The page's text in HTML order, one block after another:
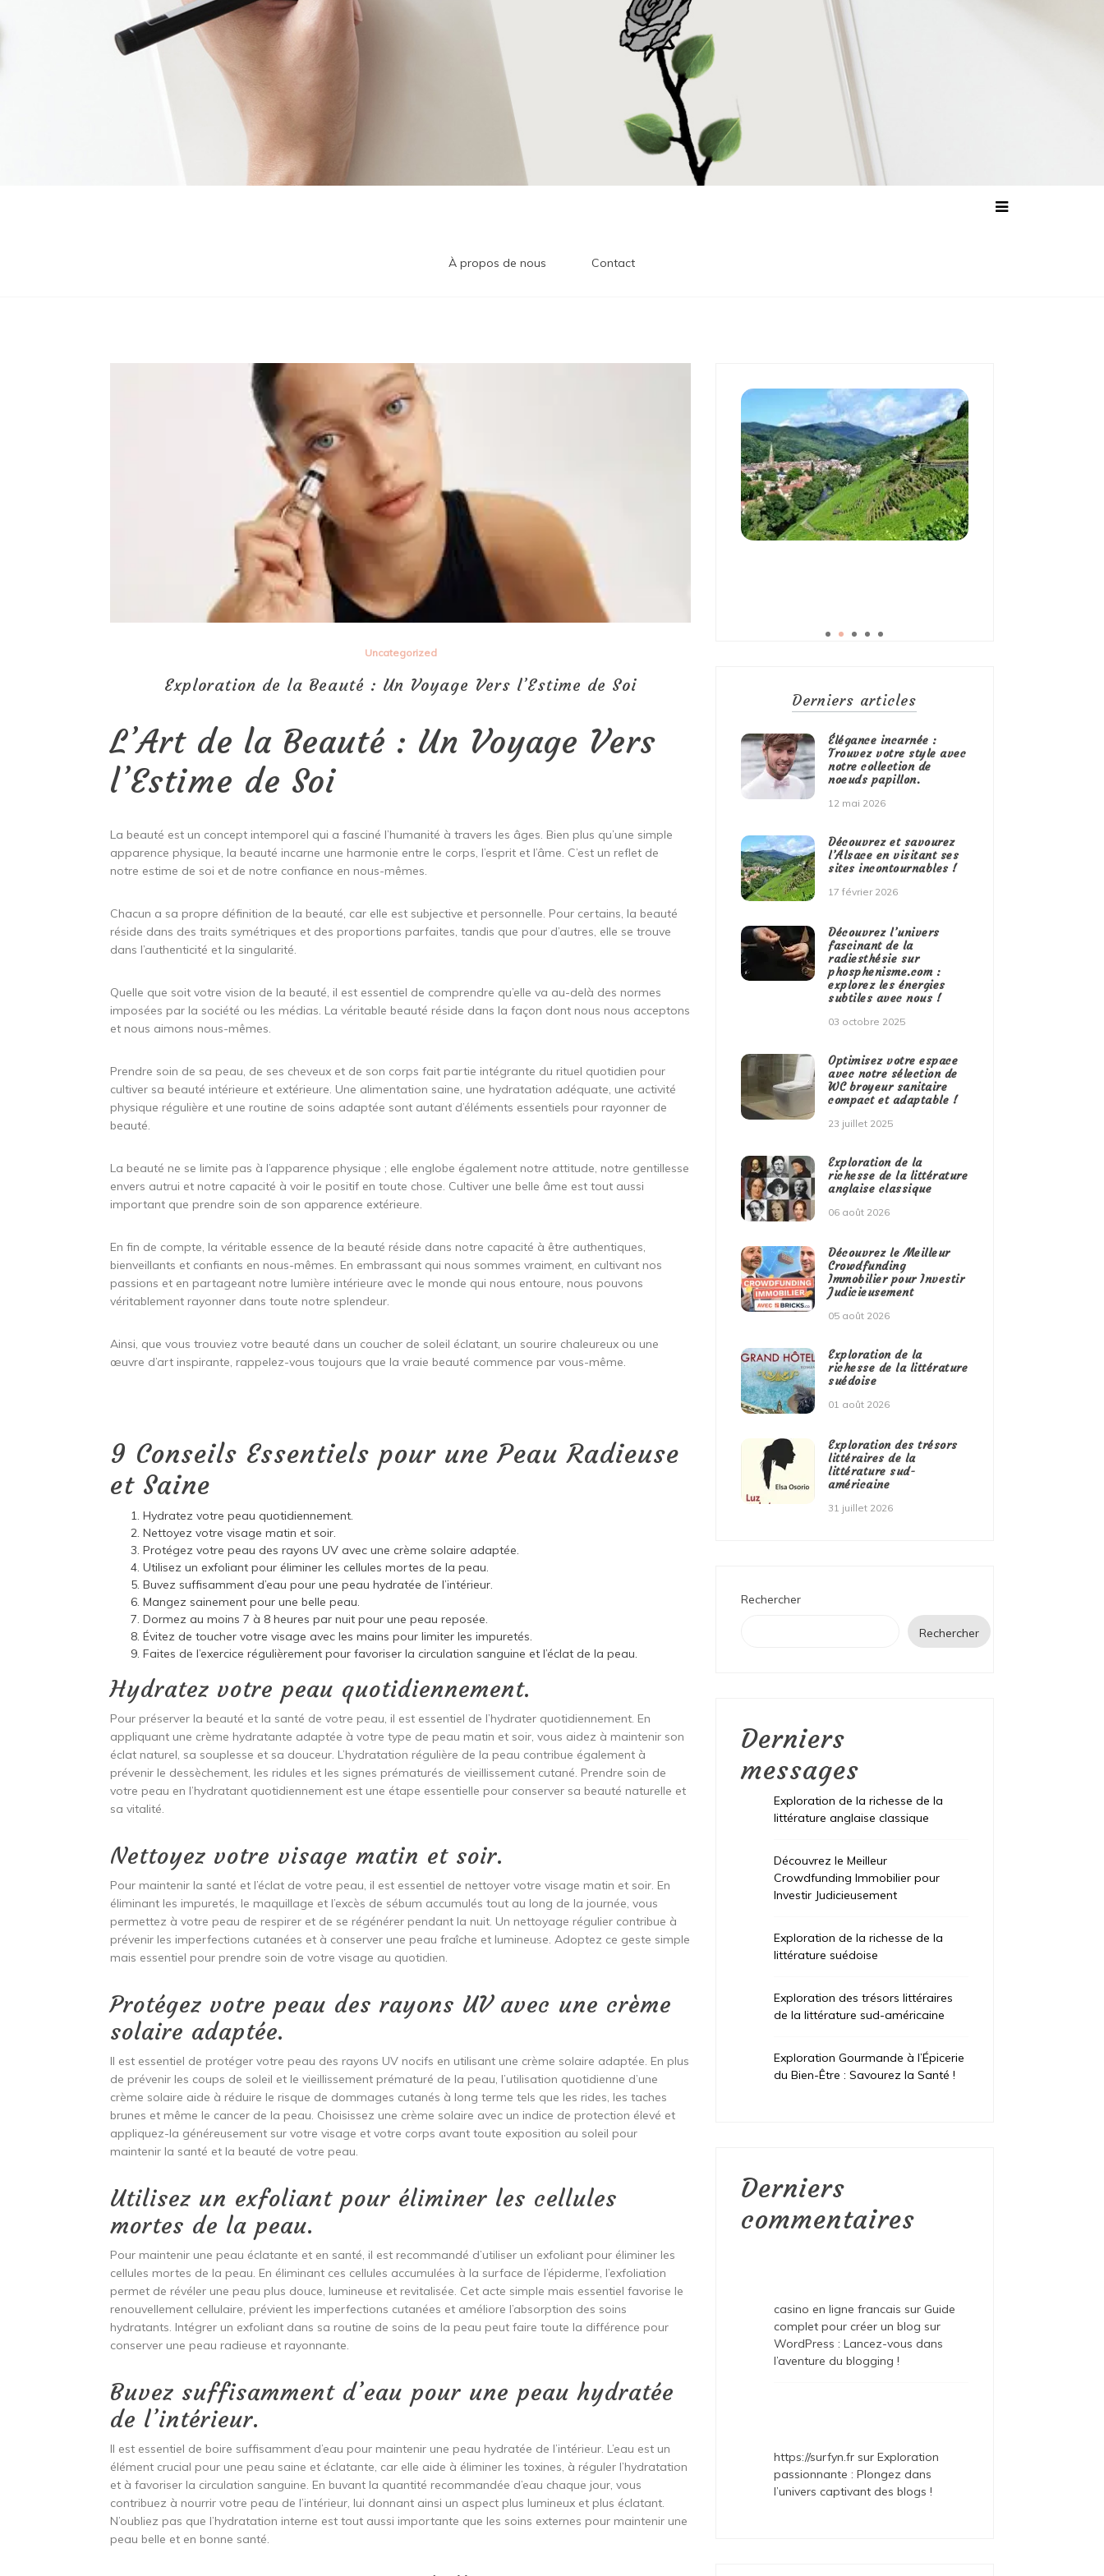
À propos de nous Contact
Uncategorized
Exploration de la Beauté : Un Voyage Vers l’Estime de Soi
L’Art de la Beauté : Un Voyage Vers
l’Estime de Soi
La beauté est un concept intemporel qui a fasciné l’humanité à travers les âges. Bien plus qu’une simple
apparence physique, la beauté incarne une harmonie entre le corps, l’esprit et l’âme. C’est un reflet de
notre estime de soi et de notre confiance en nous-mêmes.
Chacun a sa propre définition de la beauté, car elle est subjective et personnelle. Pour certains, la beauté
réside dans des traits symétriques et des proportions parfaites, tandis que pour d’autres, elle se trouve
dans l’authenticité et la singularité.
Quelle que soit votre vision de la beauté, il est essentiel de comprendre qu’elle va au-delà des normes
imposées par la société ou les médias. La véritable beauté réside dans la façon dont nous nous acceptons
et nous aimons nous-mêmes.
Prendre soin de sa peau, de ses cheveux et de son corps fait partie intégrante du rituel quotidien pour
cultiver sa beauté intérieure et extérieure. Une alimentation saine, une hydratation adéquate, une activité
physique régulière et une routine de soins adaptée sont autant d’éléments essentiels pour rayonner de
beauté.
La beauté ne se limite pas à l’apparence physique ; elle englobe également notre attitude, notre gentillesse
envers autrui et notre capacité à voir le positif en toute chose. Cultiver une belle âme est tout aussi
important que prendre soin de son apparence extérieure.
En fin de compte, la véritable essence de la beauté réside dans notre capacité à être authentiques,
bienveillants et confiants en nous-mêmes. En embrassant qui nous sommes vraiment, en cultivant nos
passions et en partageant notre lumière intérieure avec le monde qui nous entoure, nous pouvons
véritablement rayonner dans toute notre splendeur.
Ainsi, que vous trouviez votre beauté dans un coucher de soleil éclatant, un sourire chaleureux ou une
œuvre d’art inspirante, rappelez-vous toujours que la vraie beauté commence par vous-même.
9 Conseils Essentiels pour une Peau Radieuse
et Saine
Hydratez votre peau quotidiennement.
Nettoyez votre visage matin et soir.
Protégez votre peau des rayons UV avec une crème solaire adaptée.
Utilisez un exfoliant pour éliminer les cellules mortes de la peau.
Buvez suffisamment d’eau pour une peau hydratée de l’intérieur.
Mangez sainement pour une belle peau.
Dormez au moins 7 à 8 heures par nuit pour une peau reposée.
Évitez de toucher votre visage avec les mains pour limiter les impuretés.
Faites de l’exercice régulièrement pour favoriser la circulation sanguine et l’éclat de la peau.
Hydratez votre peau quotidiennement.
Pour préserver la beauté et la santé de votre peau, il est essentiel de l’hydrater quotidiennement. En
appliquant une crème hydratante adaptée à votre type de peau matin et soir, vous aidez à maintenir son
éclat naturel, sa souplesse et sa douceur. L’hydratation régulière de la peau contribue également à
prévenir le dessèchement, les ridules et les signes prématurés de vieillissement cutané. Prendre soin de
votre peau en l’hydratant quotidiennement est une étape essentielle pour conserver sa beauté naturelle et
sa vitalité.
Nettoyez votre visage matin et soir.
Pour maintenir la santé et l’éclat de votre peau, il est essentiel de nettoyer votre visage matin et soir. En
éliminant les impuretés, le maquillage et l’excès de sébum accumulés tout au long de la journée, vous
permettez à votre peau de respirer et de se régénérer pendant la nuit. Un nettoyage régulier contribue à
prévenir les imperfections cutanées et à conserver une peau fraîche et lumineuse. Adoptez ce geste simple
mais essentiel pour prendre soin de votre visage au quotidien.
Protégez votre peau des rayons UV avec une crème
solaire adaptée.
Il est essentiel de protéger votre peau des rayons UV nocifs en utilisant une crème solaire adaptée. En plus
de prévenir les coups de soleil et le vieillissement prématuré de la peau, l’utilisation quotidienne d’une
crème solaire aide à réduire le risque de dommages cutanés à long terme tels que les rides, les taches
brunes et même le cancer de la peau. Choisissez une crème solaire avec un indice de protection élevé et
appliquez-la généreusement sur votre visage et votre corps avant toute exposition au soleil pour
maintenir la santé et la beauté de votre peau.
Utilisez un exfoliant pour éliminer les cellules
mortes de la peau.
Pour maintenir une peau éclatante et en santé, il est recommandé d’utiliser un exfoliant pour éliminer les
cellules mortes de la peau. En éliminant ces cellules accumulées à la surface de l’épiderme, l’exfoliation
permet de révéler une peau plus douce, lumineuse et revitalisée. Cet acte simple mais essentiel favorise le
renouvellement cellulaire, prévient les imperfections cutanées et améliore l’absorption des soins
hydratants. Intégrer un exfoliant dans sa routine de soins de la peau peut faire toute la différence pour
conserver une peau radieuse et rayonnante.
Buvez suffisamment d’eau pour une peau hydratée
de l’intérieur.
Il est essentiel de boire suffisamment d’eau pour maintenir une peau hydratée de l’intérieur. L’eau est un
élément crucial pour une peau saine et éclatante, car elle aide à éliminer les toxines, à réguler l’hydratation
et à favoriser la circulation sanguine. En buvant la quantité recommandée d’eau chaque jour, vous
contribuez à nourrir votre peau de l’intérieur, lui donnant ainsi un aspect plus lumineux et plus éclatant.
N’oubliez pas que l’hydratation interne est tout aussi importante que les soins externes pour maintenir une
peau belle et en bonne santé.
Derniers articles
Élégance incarnée :
Trouvez votre style avec
notre collection de
noeuds papillon.
12 mai 2026
Découvrez et savourez
l’Alsace en visitant ses
sites incontournables !
17 février 2026
Découvrez l’univers
fascinant de la
radiesthésie sur
phosphenisme.com :
explorez les énergies
subtiles avec nous !
03 octobre 2025
Optimisez votre espace
avec notre sélection de
WC broyeur sanitaire
compact et adaptable !
23 juillet 2025
Exploration de la
richesse de la littérature
anglaise classique
06 août 2026
Découvrez le Meilleur
Crowdfunding
Immobilier pour Investir
Judicieusement
05 août 2026
Exploration de la
richesse de la littérature
suédoise
01 août 2026
Exploration des trésors
littéraires de la
littérature sud-
américaine
31 juillet 2026
Rechercher
Rechercher
Derniers
messages
Exploration de la richesse de la
littérature anglaise classique
Découvrez le Meilleur
Crowdfunding Immobilier pour
Investir Judicieusement
Exploration de la richesse de la
littérature suédoise
Exploration des trésors littéraires
de la littérature sud-américaine
Exploration Gourmande à l’Épicerie
du Bien-Être : Savourez la Santé !
Derniers
commentaires
casino en ligne francais sur Guide
complet pour créer un blog sur
WordPress : Lancez-vous dans
l’aventure du blogging !
https://surfyn.fr surExploration
passionnante : Plongez dans
l’univers captivant des blogs !